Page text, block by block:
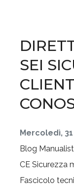
SEI
Mercoledì,
Blog
CE Sicurezza
Fascicolo